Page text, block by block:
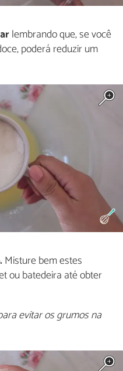
lembrando que, se você
poderá reduzir um
Misture bem estes
ou batedeira até obter
evitar os grumos na